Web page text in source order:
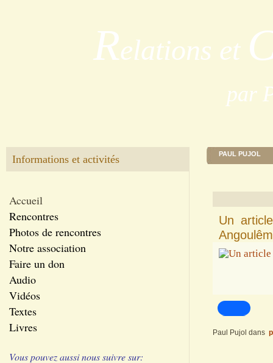
Relations et
par
Informations et activités
Accueil
Rencontres
Photos de rencontres
Notre association
Faire un don
Audio
Vidéos
Textes
Livres
Vous pouvez aussi nous suivre sur:
PAUL PUJOL
Un
Paul Pujol dans